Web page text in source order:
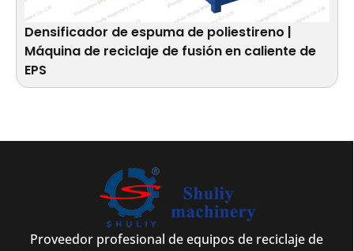
Densificador de espuma de poliestireno |
Máquina de reciclaje de fusión en caliente de
EPS
Proveedor profesional de equipos de reciclaje de